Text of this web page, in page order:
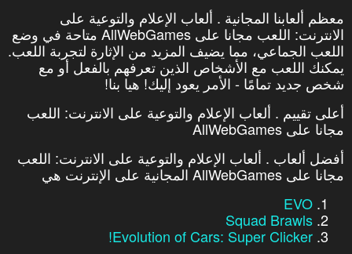
معظم ألعابنا المجانية . ألعاب الإعلام والتوعية على
الانترنت: اللعب مجانا على AllWebGames متاحة في وضع
اللعب الجماعي، مما يضيف المزيد من الإثارة لتجربة اللعب.
يمكنك اللعب مع الأشخاص الذين تعرفهم بالفعل أو مع
شخص جديد تمامًا - الأمر يعود إليك! هيا بنا!
أعلى تقييم . ألعاب الإعلام والتوعية على الانترنت: اللعب
مجانا على AllWebGames
أفضل ألعاب . ألعاب الإعلام والتوعية على الانترنت: اللعب
مجانا على AllWebGames المجانية على الإنترنت هي
EVO
Squad Brawls
Evolution of Cars: Super Clicker!